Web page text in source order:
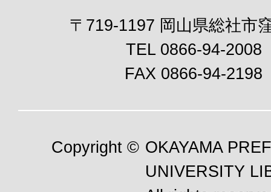
〒719-1197 岡山県総社市
TEL 0866-94-2008
FAX 0866-94-2198
Copyright © OKAYAMA
UNIVERSITY